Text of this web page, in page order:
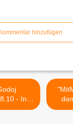
hinzufügen
- In